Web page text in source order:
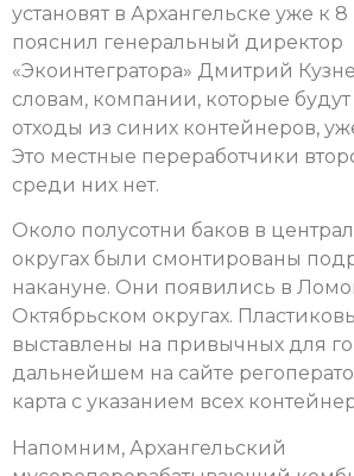
установят в Архангельске уже к 8
пояснил генеральный директор
«Экоинтегратора» Дмитрий
словам, компании, которые будут
отходы из синих контейнеров,
Это местные переработчики
среди них нет.
Около полусотни баков в
округах были смонтированы
накануне. Они появились в
Октябрьском округах.
выставлены на привычных для
дальнейшем на сайте
карта с указанием всех
Напомним, Архангельский